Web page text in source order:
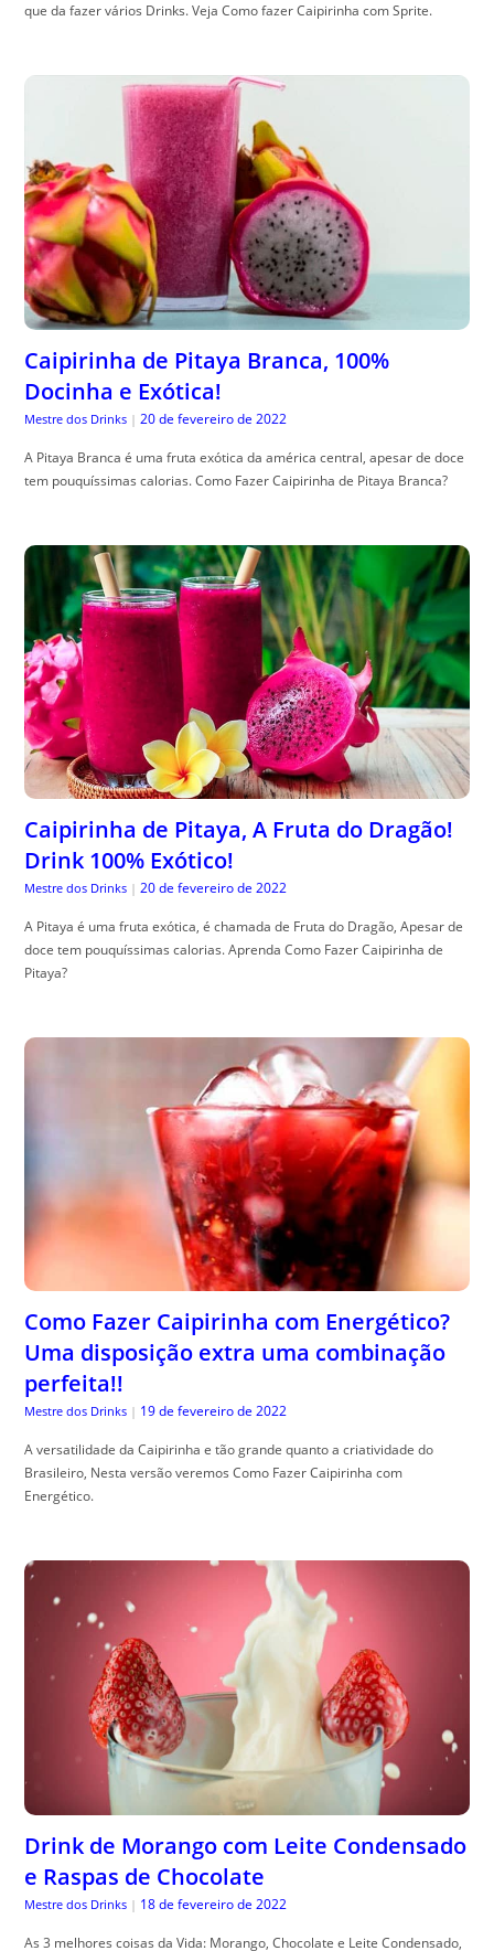
que da fazer vários Drinks. Veja Como fazer Caipirinha com Sprite.
Caipirinha de Pitaya Branca, 100%
Docinha e Exótica!
Mestre dos Drinks | 20 de fevereiro de 2022
A Pitaya Branca é uma fruta exótica da américa central, apesar de doce
tem pouquíssimas calorias. Como Fazer Caipirinha de Pitaya Branca?
Caipirinha de Pitaya, A Fruta do Dragão!
Drink 100% Exótico!
Mestre dos Drinks | 20 de fevereiro de 2022
A Pitaya é uma fruta exótica, é chamada de Fruta do Dragão, Apesar de
doce tem pouquíssimas calorias. Aprenda Como Fazer Caipirinha de
Pitaya?
Como Fazer Caipirinha com Energético?
Uma disposição extra uma combinação
perfeita!!
Mestre dos Drinks | 19 de fevereiro de 2022
A versatilidade da Caipirinha e tão grande quanto a criatividade do
Brasileiro, Nesta versão veremos Como Fazer Caipirinha com
Energético.
Drink de Morango com Leite Condensado
e Raspas de Chocolate
Mestre dos Drinks | 18 de fevereiro de 2022
As 3 melhores coisas da Vida: Morango, Chocolate e Leite Condensado,